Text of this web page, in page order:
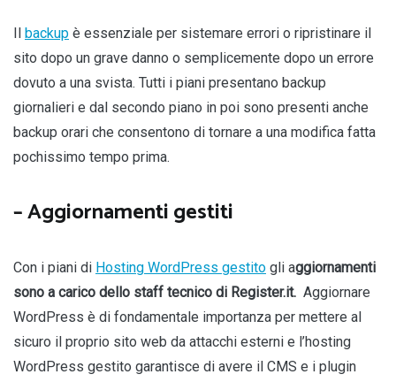
backup è essenziale per sistemare errori o ripristinare il
sito dopo un grave danno o semplicemente dopo un errore
dovuto a una svista. Tutti i piani presentano backup
giornalieri e dal secondo piano in poi sono presenti anche
backup orari che consentono di tornare a una modifica fatta
pochissimo tempo prima.
– Aggiornamenti gestiti
Con i piani di Hosting WordPress gestito gli aggiornamenti
sono a carico dello staff tecnico di Register.it. Aggiornare
WordPress è di fondamentale importanza per mettere al
sicuro il proprio sito web da attacchi esterni e l’hosting
WordPress gestito garantisce di avere il CMS e i plugin